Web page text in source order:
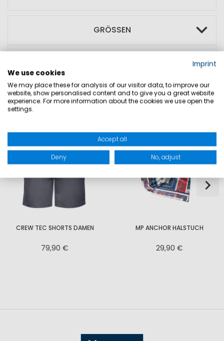
GRÖSSEN
CREW TEC SHORTS DAMEN
79,90 €
MP ANCHOR HALSTUCH
29,90 €
Imprint
We use cookies
We may place these for analysis of our visitor data, to improve our
website, show personalised content and to give you a great website
experience. For more information about the cookies we use open the
settings.
Accept all
Deny No, adjust